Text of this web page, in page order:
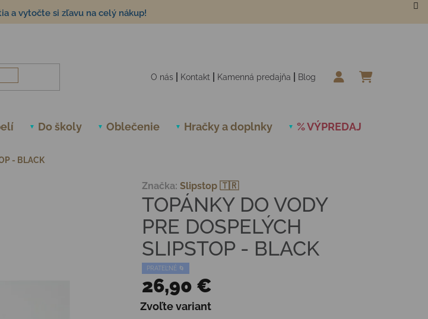
a vytočte si zľavu na celý nákup!
O nás Kontakt Kamenná predajňa Blog
Do školy Oblečenie Hračky a doplnky % VÝPREDAJ
- BLACK
PRATEĽNÉ 🌀
TOPÁNKY DO VODY
PRE DOSPELÝCH
SLIPSTOP - BLACK
Značka: Slipstop 🇹🇷
26,90 €
Jednotková cena:
Zvoľte variant